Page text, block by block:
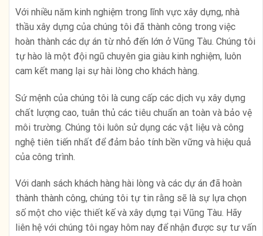
Với nhiều năm kinh nghiệm trong lĩnh vực xây dựng, nhà
thầu xây dựng của chúng tôi đã thành công trong việc
hoàn thành các dự án từ nhỏ đến lớn ở Vũng Tàu. Chúng tôi
tự hào là một đội ngũ chuyên gia giàu kinh nghiệm, luôn
cam kết mang lại sự hài lòng cho khách hàng.
Sứ mệnh của chúng tôi là cung cấp các dịch vụ xây dựng
chất lượng cao, tuân thủ các tiêu chuẩn an toàn và bảo vệ
môi trường. Chúng tôi luôn sử dụng các vật liệu và công
nghệ tiên tiến nhất để đảm bảo tính bền vững và hiệu quả
của công trình.
Với danh sách khách hàng hài lòng và các dự án đã hoàn
thành thành công, chúng tôi tự tin rằng sẽ là sự lựa chọn
số một cho việc thiết kế và xây dựng tại Vũng Tàu. Hãy
liên hệ với chúng tôi ngay hôm nay để nhận được sự tư vấn